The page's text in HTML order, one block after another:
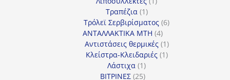
Τραπέζια 11
προϊόν
Τρόλεϊ Σερβιρίσματος 66
ΑΝΤΑΛΛΑΚΤΙΚΑ MTH 44
προϊόντα
Αντιστάσεις θερμικές 11
προϊόν
Κλείστρα-Κλειδαριές 11
Λάστιχα 11
προϊόν
ΒΙΤΡΙΝΕΣ 2525